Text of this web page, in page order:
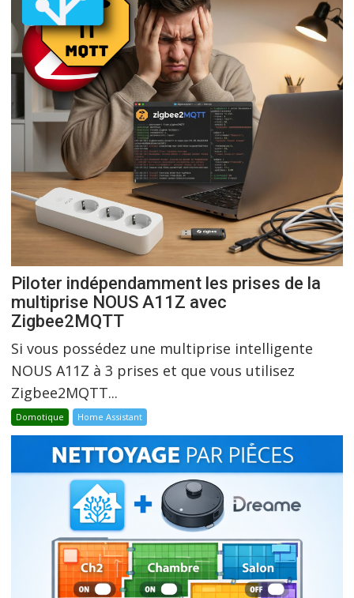
Piloter indépendamment les prises de la
multiprise NOUS A11Z avec
Zigbee2MQTT
Si vous possédez une multiprise intelligente
NOUS A11Z à 3 prises et que vous utilisez
Zigbee2MQTT...
Domotique Home Assistant